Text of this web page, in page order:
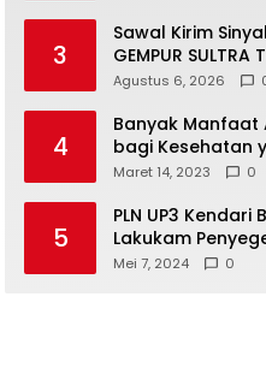
Agribisnis
3
Sawal Kirim
GEMPUR SULTRA
Duduki Lahan
Agustus 6, 2026
4
Banyak Manfaat
bagi Kesehatan
Anda ketahui
Maret 14, 2023 0
5
PLN UP3 Kendari
Lakukam
Tugu Eks MTQ
Mei 7, 2024 0